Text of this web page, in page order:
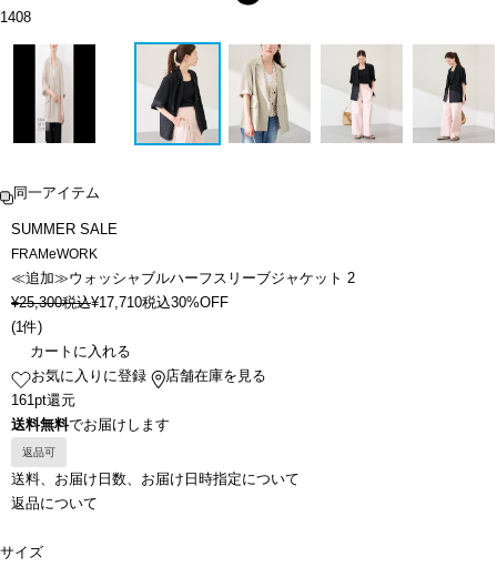
1408
同一アイテム
SUMMER SALE
FRAMeWORK
≪追加≫ウォッシャブルハーフスリーブジャケット 2
¥25,300税込¥17,710税込30%OFF
(1件)
カートに入れる
お気に入りに登録
店舗在庫を見る
161pt還元
送料無料でお届けします
返品可
送料、お届け日数、お届け日時指定について
返品について
サイズ